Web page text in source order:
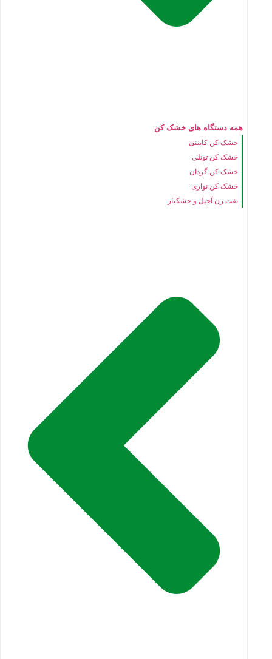
همه دستگاه های خشک کن
خشک کن کابینی
خشک کن تونلی
خشک کن گردان
خشک کن نواری
تفت زن آجیل و خشکبار